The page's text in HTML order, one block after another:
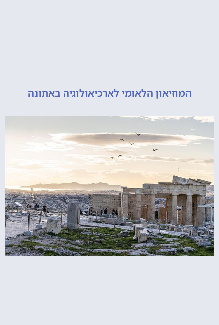
הלאומי לארכיאולוגיה באתונה